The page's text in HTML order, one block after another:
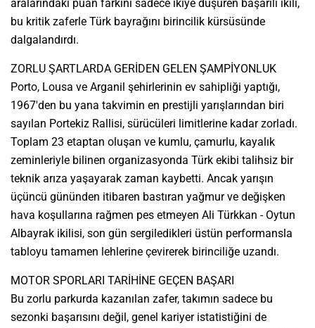
aralarındaki puan farkını sadece ikiye düşüren başarılı ikili,
bu kritik zaferle Türk bayrağını birincilik kürsüsünde
dalgalandırdı.
ZORLU ŞARTLARDA GERİDEN GELEN ŞAMPİYONLUK
Porto, Lousa ve Arganil şehirlerinin ev sahipliği yaptığı,
1967'den bu yana takvimin en prestijli yarışlarından biri
sayılan Portekiz Rallisi, sürücüleri limitlerine kadar zorladı.
Toplam 23 etaptan oluşan ve kumlu, çamurlu, kayalık
zeminleriyle bilinen organizasyonda Türk ekibi talihsiz bir
teknik arıza yaşayarak zaman kaybetti. Ancak yarışın
üçüncü gününden itibaren bastıran yağmur ve değişken
hava koşullarına rağmen pes etmeyen Ali Türkkan - Oytun
Albayrak ikilisi, son gün sergiledikleri üstün performansla
tabloyu tamamen lehlerine çevirerek birinciliğe uzandı.
MOTOR SPORLARI TARİHİNE GEÇEN BAŞARI
Bu zorlu parkurda kazanılan zafer, takımın sadece bu
sezonki başarısını değil, genel kariyer istatistiğini de